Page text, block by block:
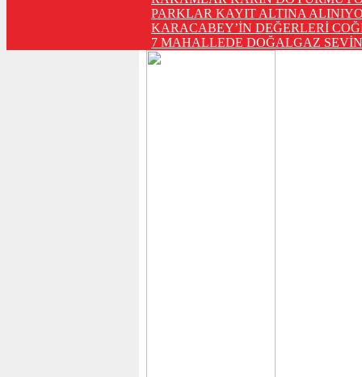
PARKLAR KAYIT ALTINA
KARACABEY’İN DEĞERLERİ
7 MAHALLEDE DOĞALGAZ